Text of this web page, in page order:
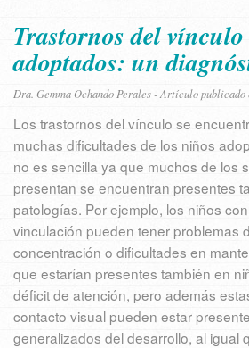
Trastornos del
adoptados: un
Dra. Gemma Ochando Perales - Artículo publicado
Los trastornos del vínculo se
muchas dificultades de los niños
no es sencilla ya que muchos de los
presentan se encuentran presentes
patologías. Por ejemplo, los niños
vinculación pueden tener problemas
concentración o dificultades en
que estarían presentes también en
déficit de atención, pero además
contacto visual pueden estar
generalizados del desarrollo, al igual